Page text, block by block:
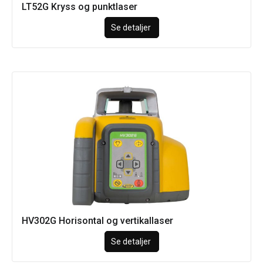
LT52G Kryss og punktlaser
Se detaljer
HV302G Horisontal og vertikallaser
Se detaljer